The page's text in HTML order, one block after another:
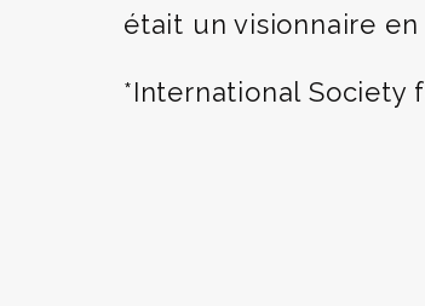
était un visionnaire
*International Society